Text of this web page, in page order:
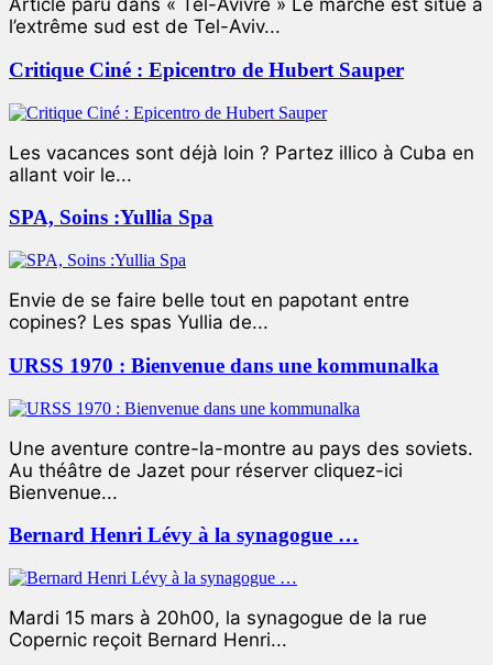
Article paru dans « Tel-Avivre » Le marché est situé à
l’extrême sud est de Tel-Aviv...
Critique Ciné : Epicentro de Hubert Sauper
Les vacances sont déjà loin ? Partez illico à Cuba en
allant voir le...
SPA, Soins :Yullia Spa
Envie de se faire belle tout en papotant entre
copines? Les spas Yullia de...
URSS 1970 : Bienvenue dans une kommunalka
Une aventure contre-la-montre au pays des soviets.
Au théâtre de Jazet pour réserver cliquez-ici
Bienvenue...
Bernard Henri Lévy à la synagogue …
Mardi 15 mars à 20h00, la synagogue de la rue
Copernic reçoit Bernard Henri...